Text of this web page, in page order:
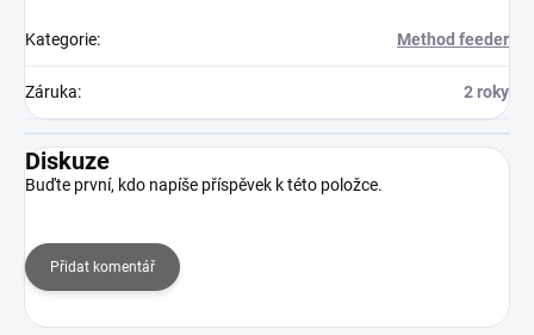
Kategorie: Method feeder
Záruka: 2 roky
Diskuze
Buďte první, kdo napíše příspěvek k této položce.
Přidat komentář